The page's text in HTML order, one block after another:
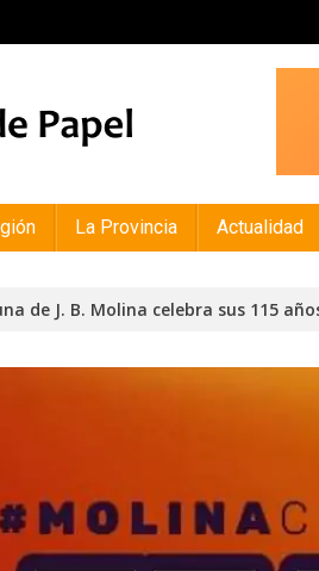
La Provincia Actualidad
de J. B. Molina celebra sus 115